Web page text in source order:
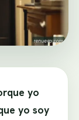
yo
yo soy